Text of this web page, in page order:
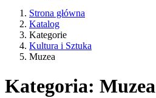
Strona główna
Katalog
Kategorie
Kultura i Sztuka
Muzea
Kategoria: Muzea